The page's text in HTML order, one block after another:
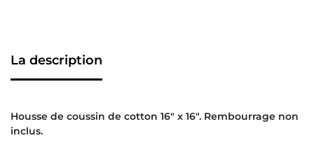
La description
Housse de coussin de cotton 16″ x 16″. Rembourrage non
inclus.